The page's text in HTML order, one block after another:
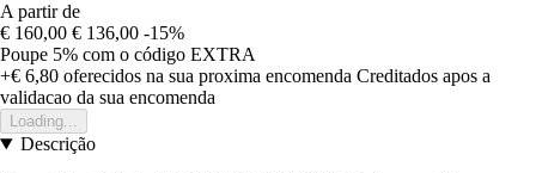
A partir de
€ 160,00 € 136,00 -15%
Poupe 5% com o código EXTRA
+€ 6,80 oferecidos na sua proxima encomenda Creditados apos a
validacao da sua encomenda
Loading...
Descrição